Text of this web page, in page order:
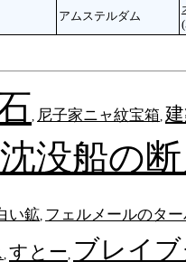
アムステルダム
尼子家ニャ紋宝箱
沈没船の
い鉱 フェルメールのタ
すとー ブレイ